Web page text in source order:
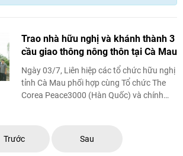
Trao nhà hữu nghị và khánh thành 3
cầu giao thông nông thôn tại Cà Mau
Ngày 03/7, Liên hiệp các tổ chức hữu nghị
tỉnh Cà Mau phối hợp cùng Tổ chức The
Corea Peace3000 (Hàn Quốc) và chính
Trước
Sau